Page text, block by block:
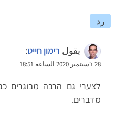
رد
يقول רימון חייט:
28 בسبتمبر 2020 الساعة 18:51
לצערי גם הרבה מבוגרים
מדברים.